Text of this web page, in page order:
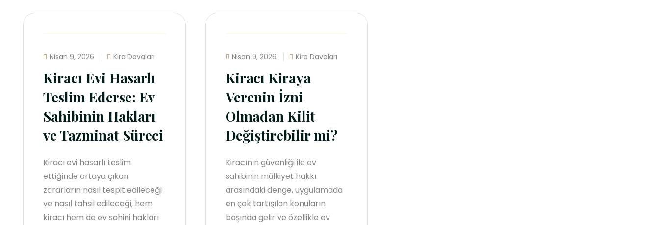
Nisan 9, 2026 Kira Davaları
Kiracı Evi Hasarlı
Teslim Ederse: Ev
Sahibinin Hakları
ve Tazminat Süreci
Kiracı evi hasarlı teslim
ettiğinde ortaya çıkan
zararların nasıl tespit edileceği
ve nasıl tahsil edileceği, hem
kiracı hem de ev sahini hakları
Nisan 9, 2026 Kira Davaları
Kiracı Kiraya
Verenin İzni
Olmadan Kilit
Değiştirebilir mi?
Kiracının güvenliği ile ev
sahibinin mülkiyet hakkı
arasındaki denge, uygulamada
en çok tartışılan konuların
başında gelir ve özellikle ev